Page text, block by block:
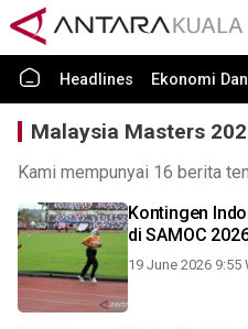
Headlines Ekonomi
Malaysia Masters
Kami mempunyai 16 berita
Kontingen
di SAMOC
19 June 2026 9:55